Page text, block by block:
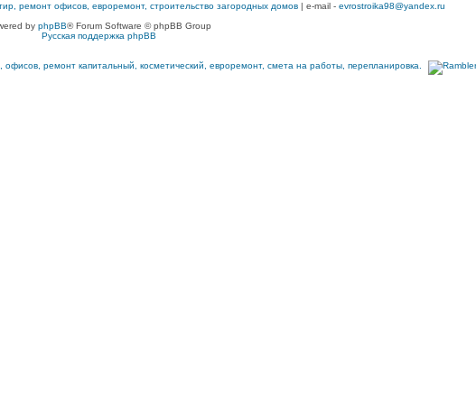
ремонт офисов, евроремонт, строительство загородных домов | e-mail - evrostroika98@yandex.ru
by phpBB® Forum Software © phpBB Group
Русская поддержка phpBB